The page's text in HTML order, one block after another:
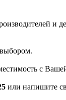
и
с
или напишите